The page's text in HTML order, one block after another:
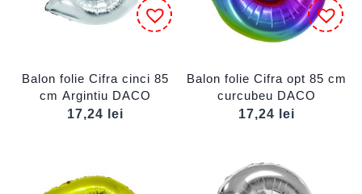
Balon folie Cifra cinci 85
cm Argintiu DACO
17,24
lei
Balon folie Cifra opt 85 cm
curcubeu DACO
17,24
lei